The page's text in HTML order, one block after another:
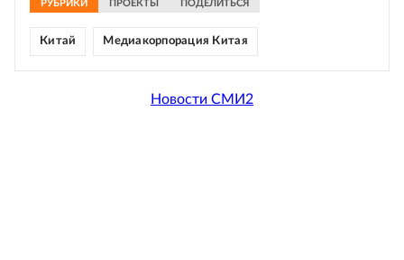
РУБРИКИ ПРОЕКТЫ ПОДЕЛИТЬСЯ
Китай Медиакорпорация Китая
Новости СМИ2